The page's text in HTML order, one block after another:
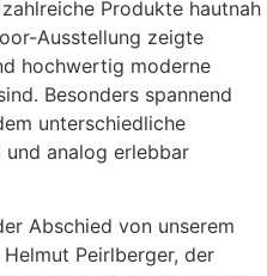
Produkte hautnah
Ausstellung zeigte
hochwertig moderne
Besonders spannend
unterschiedliche
analog erlebbar
Abschied von unserem
Peirlberger, der